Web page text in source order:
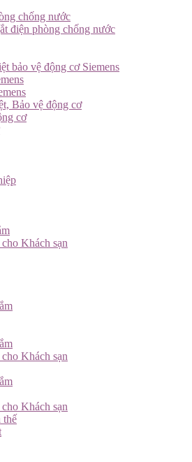
chống nước
điện phòng chống nước
bảo vệ động cơ Siemens
Bảo vệ động cơ
cơ
Khách sạn
Khách sạn
Khách sạn
thế